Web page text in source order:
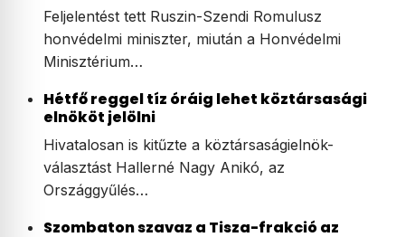
Feljelentést tett Ruszin-Szendi Romulusz
honvédelmi miniszter, miután a Honvédelmi
Minisztérium…
Hétfő reggel tíz óráig lehet köztársasági
elnököt jelölni
Hivatalosan is kitűzte a köztársaságielnök-
választást Hallerné Nagy Anikó, az
Országgyűlés…
Szombaton szavaz a Tisza-frakció az